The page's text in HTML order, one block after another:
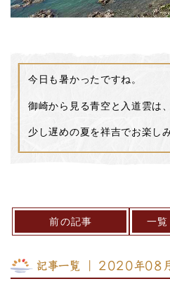
今日も暑かったですね。
御崎から見る青空と入道雲は
少し遅めの夏を祥吉でお楽し
前の記事 一覧
記事一覧 ｜ 2020年08